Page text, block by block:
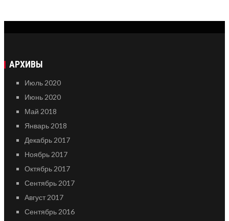
АРХИВЫ
Июль 2020
Июнь 2020
Май 2018
Январь 2018
Декабрь 2017
Ноябрь 2017
Октябрь 2017
Сентябрь 2017
Август 2017
Сентябрь 2016